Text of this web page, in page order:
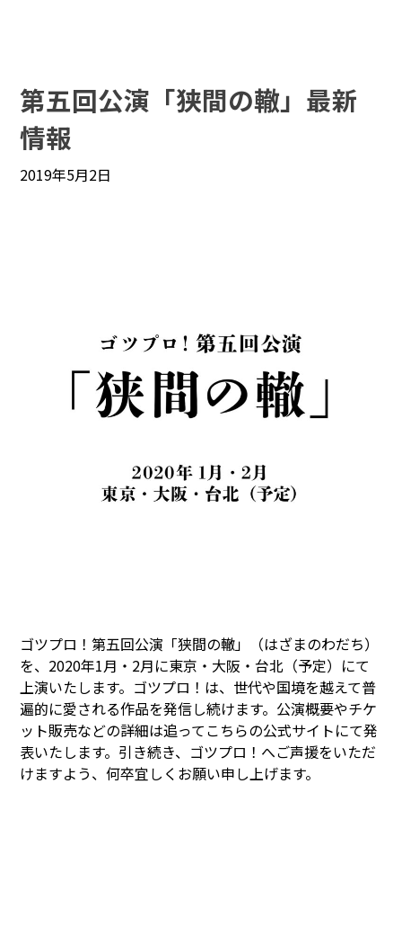
第五回公演「狭間の轍」最新
情報
2019年5月2日
ゴツプロ！第五回公演「狭間の轍」（はざまのわだち）
を、2020年1月・2月に東京・大阪・台北（予定）にて
上演いたします。ゴツプロ！は、世代や国境を越えて普
遍的に愛される作品を発信し続けます。公演概要やチケ
ット販売などの詳細は追ってこちらの公式サイトにて発
表いたします。引き続き、ゴツプロ！へご声援をいただ
けますよう、何卒宜しくお願い申し上げます。